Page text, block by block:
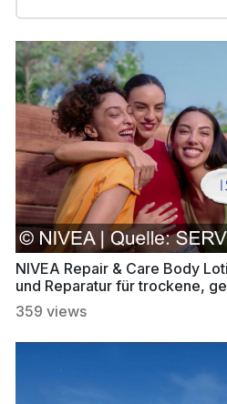
NIVEA Repair & Care Body
und Reparatur für trockene,
359 views